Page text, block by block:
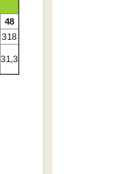
48
318
31,3